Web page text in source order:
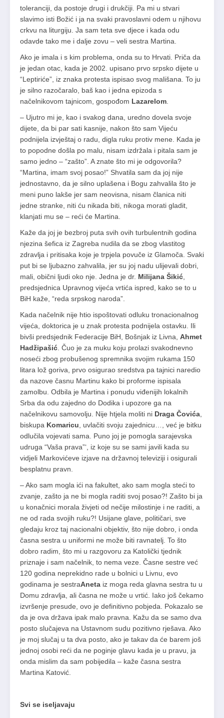
toleranciji, da postoje drugi i drukčiji. Pa mi u stvari
slavimo isti Božić i ja na svaki pravoslavni odem u njihovu
crkvu na liturgiju. Ja sam teta sve djece i kada odu
odavde tako me i dalje zovu – veli sestra Martina.
Ako je imala i s kim problema, onda su to Hrvati. Priča da
je jedan otac, kada je 2002. upisano prvo srpsko dijete u
“Leptiriće”, iz znaka protesta ispisao svog mališana. To ju
je silno razočaralo, baš kao i jedna epizoda s
načelnikovom tajnicom, gospođom Lazarelom
– Ujutro mi je, kao i svakog dana, uredno dovela svoje
dijete, da bi par sati kasnije, nakon što sam Vijeću
podnijela izvještaj o radu, digla ruku protiv mene. Kada je
to popodne došla po malu, nisam izdržala i pitala sam je
samo jedno – “zašto”. A znate što mi je odgovorila?
“Martina, imam svoj posao!” Shvatila sam da joj nije
jednostavno, da je silno uplašena i Bogu zahvalila što je
meni puno lakše jer sam neovisna, nisam članica niti
jedne stranke, niti ću nikada biti, nikoga morati gladit,
klanjati mu se – reći će Martina.
Kaže da joj je bezbroj puta svih ovih turbulentnih godina
njezina šefica iz Zagreba nudila da se zbog vlastitog
zdravlja i pritisaka koje je trpjela povuče iz Glamoča. Svaki
put bi se ljubazno zahvalila, jer su joj nadu ulijevali dobri,
mali, obični ljudi oko nje. Jedna je dr. Milijana Šikić
predsjednica Upravnog vijeća vrtića ispred, kako se to u
BiH kaže, “reda srpskog naroda”.
Kada načelnik nije htio ispoštovati odluku tronacionalnog
vijeća, doktorica je u znak protesta podnijela ostavku. Ili
bivši predsjednik Federacije BiH, Bošnjak iz Livna, Ahmet
Hadžipašić . Čuo je za muku koju prolazi svakodnevno
noseći zbog probušenog spremnika svojim rukama 150
litara lož goriva, prvo osigurao sredstva pa tajnici naredio
da nazove časnu Martinu kako bi proforme ispisala
zamolbu. Odbila je Martina i ponudu viđenijih lokalnih
Srba da odu zajedno do Dodika i upozore ga na
načelnikovu samovolju. Nije htjela moliti ni Draga Čovića
biskupa Komaricu , uvlačiti svoju zajednicu…, već je bitku
odlučila vojevati sama. Puno joj je pomogla sarajevska
udruga “Vaša prava”‘, iz koje su se sami javili kada su
vidjeli Markovićeve izjave na državnoj televiziji i osigurali
besplatnu pravn.
– Ako sam mogla ići na fakultet, ako sam mogla steći to
zvanje, zašto ja ne bi mogla raditi svoj posao?! Zašto bi ja
u konačnici morala živjeti od nečije milostinje i ne raditi, a
ne od rada svojih ruku?! Usijane glave, političari, sve
gledaju kroz taj nacionalni objektiv, što nije dobro, i onda
časna sestra u uniformi ne može biti ravnatelj. To što
dobro radim, što mi u razgovoru za Katolički tjednik
priznaje i sam načelnik, to nema veze. Časne sestre već
120 godina neprekidno rade u bolnici u Livnu, evo
godinama je sestraAneta iz moga reda glavna sestra tu u
Domu zdravlja, ali časna ne može u vrtić. Iako još čekamo
izvršenje presude, ovo je definitivno pobjeda. Pokazalo se
da je ova država ipak malo pravna. Kažu da se samo dva
posto slučajeva na Ustavnom sudu pozitivno rješava. Ako
je moj slučaj u ta dva posto, ako je takav da će barem još
jednoj osobi reći da ne poginje glavu kada je u pravu, ja
onda mislim da sam pobijedila – kaže časna sestra
Martina Katović.
Svi se iseljavaju